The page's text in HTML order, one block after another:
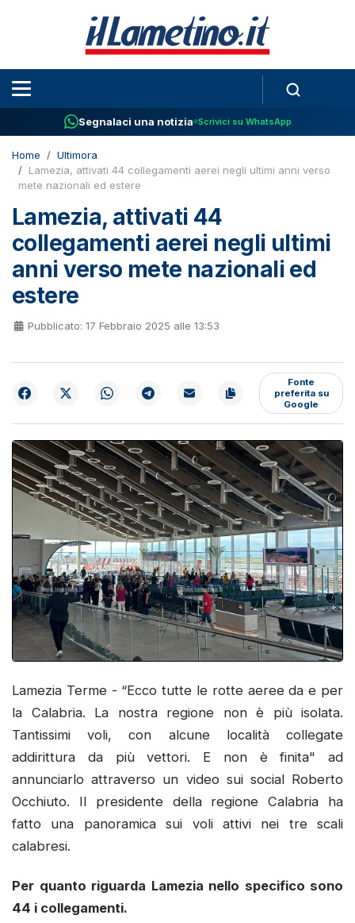
Segnalaci una notizia Scrivici su WhatsApp
Home
Ultimora
Lamezia, attivati 44 collegamenti aerei negli ultimi anni verso
mete nazionali ed estere
Lamezia, attivati 44
collegamenti aerei negli ultimi
anni verso mete nazionali ed
estere
Pubblicato: 17 Febbraio 2025 alle 13:53
Fonte
preferita su
Google
Lamezia Terme - “Ecco tutte le rotte aeree da e per
la Calabria. La nostra regione non è più isolata.
Tantissimi voli, con alcune località collegate
addirittura da più vettori. E non è finita" ad
annunciarlo attraverso un video sui social Roberto
Occhiuto. Il presidente della regione Calabria ha
fatto una panoramica sui voli attivi nei tre scali
calabresi.
Per quanto riguarda Lamezia nello specifico sono
44 i collegamenti.